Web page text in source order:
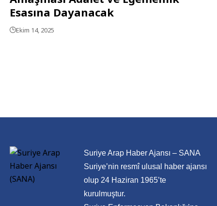
Esasına Dayanacak
Ekim 14, 2025
Suriye Arap Haber Ajansı – SANA
Suriye’nin resmî ulusal haber ajansı
olup 24 Haziran 1965’te
kurulmuştur.